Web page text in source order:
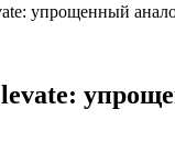
упрощенный